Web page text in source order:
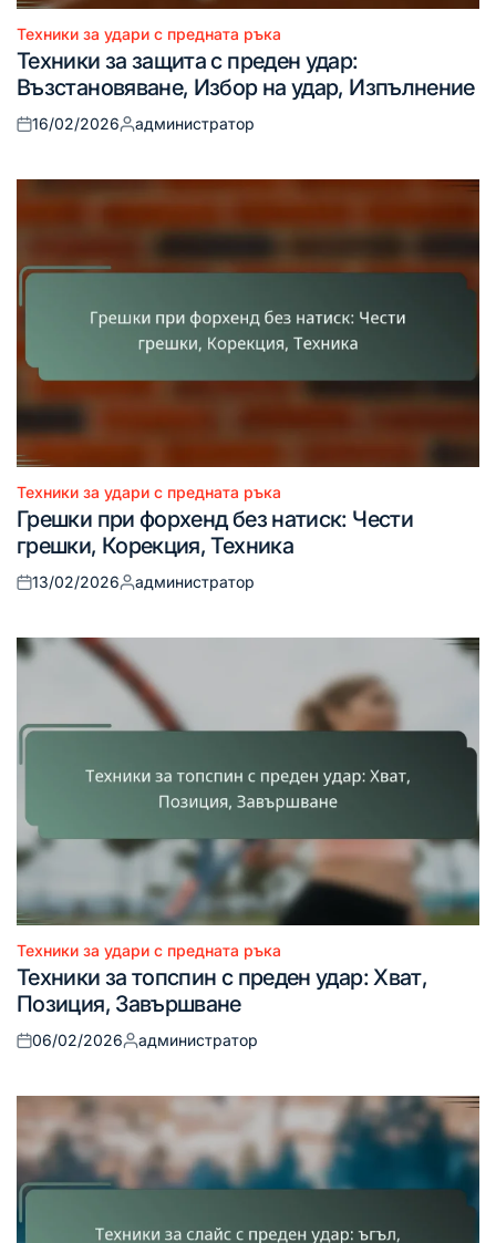
Posted
in
Техники за удари с предната ръка
Техники за защита с преден удар:
Възстановяване, Избор на удар, Изпълнение
Posted
16/02/2026
Posted
администратор
Posted
in
Техники за удари с предната ръка
Грешки при форхенд без натиск: Чести
грешки, Корекция, Техника
Posted
13/02/2026
Posted
администратор
Posted
in
Техники за удари с предната ръка
Техники за топспин с преден удар: Хват,
Позиция, Завършване
Posted
06/02/2026
Posted
администратор